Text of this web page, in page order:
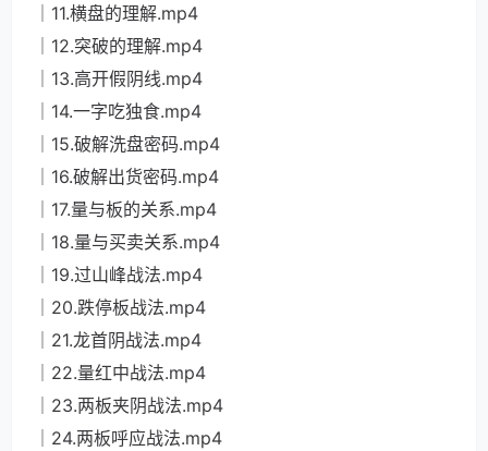
│11.横盘的理解.mp4
│12.突破的理解.mp4
│13.高开假阴线.mp4
│14.一字吃独食.mp4
│15.破解洗盘密码.mp4
│16.破解出货密码.mp4
│17.量与板的关系.mp4
│18.量与买卖关系.mp4
│19.过山峰战法.mp4
│20.跌停板战法.mp4
│21.龙首阴战法.mp4
│22.量红中战法.mp4
│23.两板夹阴战法.mp4
│24.两板呼应战法.mp4